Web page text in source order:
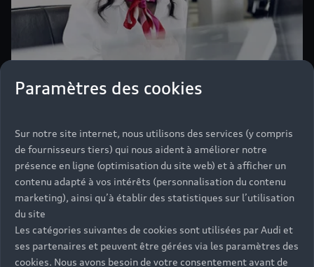
Paramètres des cookies
Sur notre site internet, nous utilisons des services (y compris
de fournisseurs tiers) qui nous aident à améliorer notre
présence en ligne (optimisation du site web) et à afficher un
contenu adapté à vos intérêts (personnalisation du contenu
marketing), ainsi qu’à établir des statistiques sur l’utilisation
du site
Les catégories suivantes de cookies sont utilisées par Audi et
ses partenaires et peuvent être gérées via les paramètres des
cookies. Nous avons besoin de votre consentement avant de